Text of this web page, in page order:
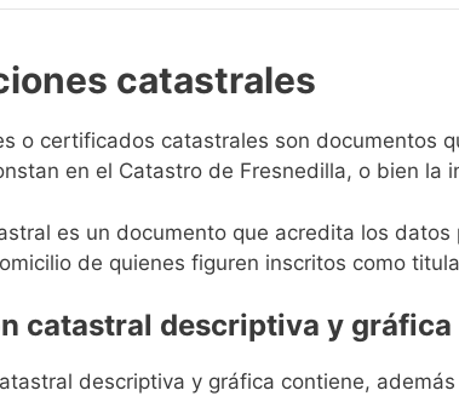
catastrales
o certificados catastrales son documentos
en el Catastro de Fresnedilla, o bien la
es un documento que acredita los
de quienes figuren inscritos como
catastral descriptiva y gráfica
descriptiva y gráfica contiene,